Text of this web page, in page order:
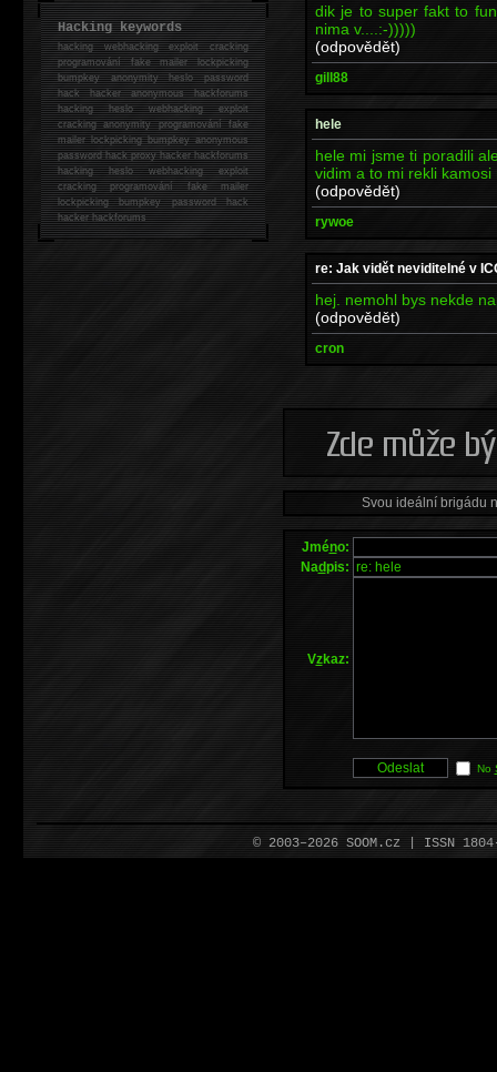
dik je to super fakt to
nima v....:-)))))
(odpovědět)
gill88
hele
hele mi jsme ti poradili
vidim a to mi rekli
(odpovědět)
rywoe
re: Jak vidět neviditelné v
hej. nemohl bys nekde
(odpovědět)
cron
Svou ideální brigádu
Jméno:
Nadpis:
Vzkaz:
No
Hacking keywords
hackingwebhacking exploit cracking
programování fake mailer lockpicking
bumpkey anonymity heslo password
hackhacker anonymous hackforums
hackingheslo webhacking exploit
cracking anonymity programování fake
mailer lockpicking bumpkey anonymous
password hack proxy hacker hackforums
hacking heslo webhacking exploit
cracking programování fake mailer
lockpicking bumpkey password hack
hackerhackforums
© 2003–2026 SOOM.cz | ISSN